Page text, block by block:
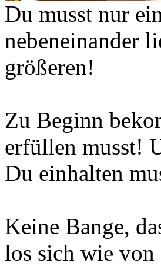
Du musst nur
nebeneinander
größeren!
Zu Beginn
erfüllen musst!
Du einhalten
Keine Bange,
los sich wie von